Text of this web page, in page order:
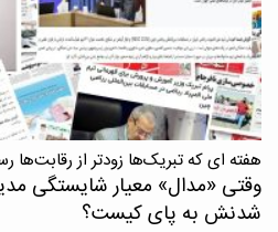
هفته ای که تبریک‌ها زودتر از رقابت‌ها
وقتی «مدال‌» معیار شایستگی
شدنش به پای کیست؟